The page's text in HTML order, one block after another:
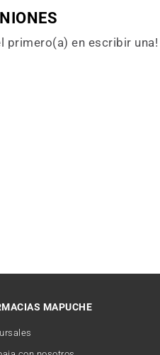
primero(a) en escribir una!
MAPUCHE